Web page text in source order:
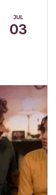
JUL
03